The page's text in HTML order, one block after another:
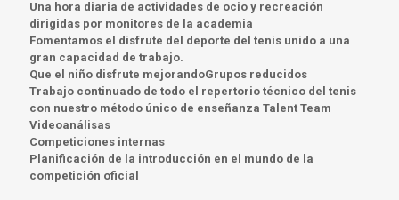
Una hora diaria de actividades de ocio y recreación
dirigidas por monitores de la academia
Fomentamos el disfrute del deporte del tenis unido a una
gran capacidad de trabajo.
Que el niño disfrute mejorandoGrupos reducidos
Trabajo continuado de todo el repertorio técnico del tenis
con nuestro método único de enseñanza Talent Team
Videoanálisas
Competiciones internas
Planificación de la introducción en el mundo de la
competición oficial